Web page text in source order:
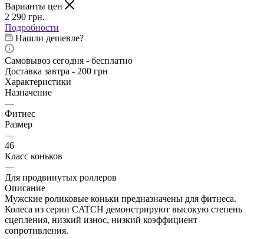
Варианты цен
2 290 грн.
Подробности
Нашли дешевле?
Самовывоз сегодня - бесплатно
Доставка завтра - 200 грн
Характеристики
Назначение
—
Фитнес
Размер
—
46
Класс коньков
—
Для продвинутых роллеров
Описание
Мужские роликовые коньки предназначены для фитнеса.
Колеса из серии CATCH демонстрируют высокую степень
сцепления, низкий износ, низкий коэффициент
сопротивления.